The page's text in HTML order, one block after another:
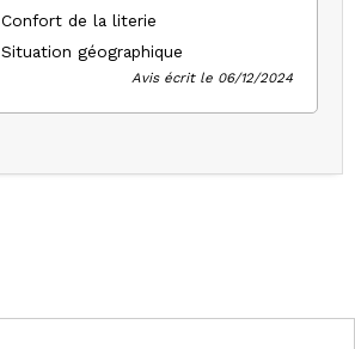
Confort de la literie
Situation géographique
Avis écrit le 06/12/2024